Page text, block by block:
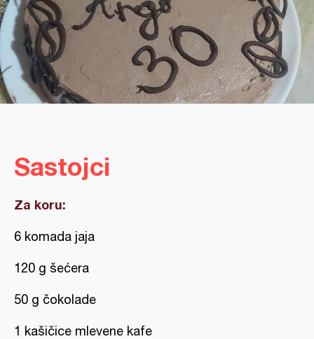
Sastojci
Za koru:
6 komada jaja
120 g šećera
50 g čokolade
1 kašičice mlevene kafe